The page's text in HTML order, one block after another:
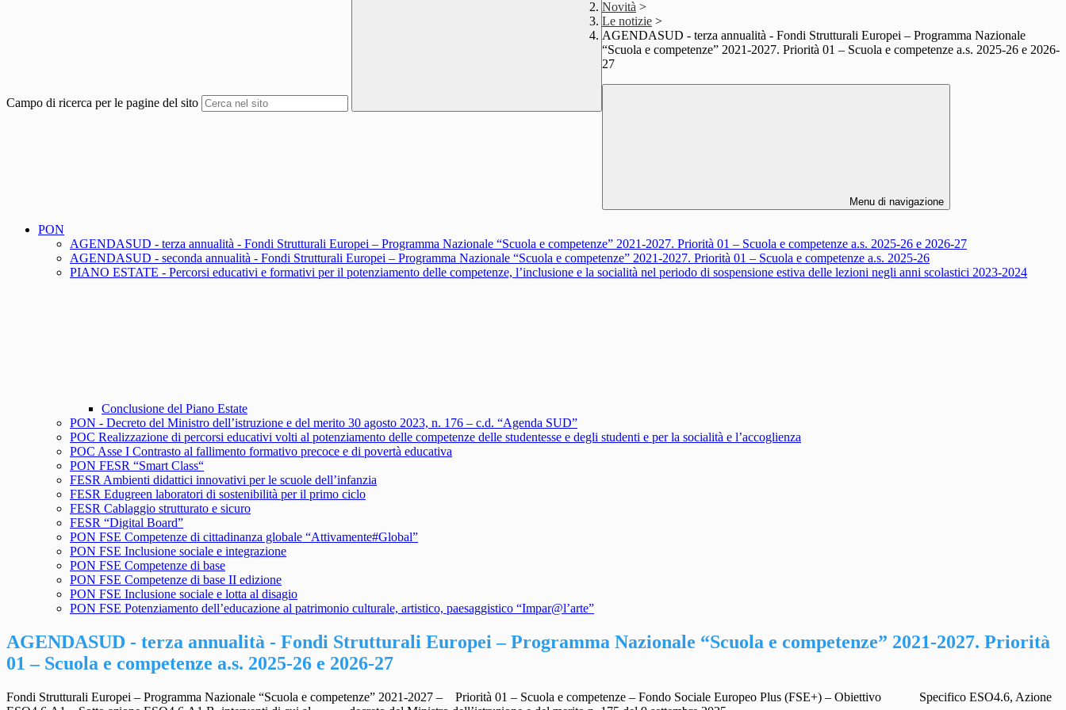
Campo di ricerca per le pagine del sito
Novità >
Le notizie >
AGENDASUD - terza annualità - Fondi Strutturali Europei – Programma Nazionale
“Scuola e competenze” 2021-2027. Priorità 01 – Scuola e competenze a.s. 2025-26 e 2026-
27
Menu di navigazione
PON
AGENDASUD - terza annualità - Fondi Strutturali Europei – Programma Nazionale “Scuola e competenze” 2021-2027. Priorità 01 – Scuola e competenze a.s. 2025-26 e 2026-27
AGENDASUD - seconda annualità - Fondi Strutturali Europei – Programma Nazionale “Scuola e competenze” 2021-2027. Priorità 01 – Scuola e competenze a.s. 2025-26
PIANO ESTATE - Percorsi educativi e formativi per il potenziamento delle competenze, l’inclusione e la socialità nel periodo di sospensione estiva delle lezioni negli anni scolastici 2023-2024
Conclusione del Piano Estate
PON - Decreto del Ministro dell’istruzione e del merito 30 agosto 2023, n. 176 – c.d. “Agenda SUD”
POC Realizzazione di percorsi educativi volti al potenziamento delle competenze delle studentesse e degli studenti e per la socialità e l’accoglienza
POC Asse I Contrasto al fallimento formativo precoce e di povertà educativa
PON FESR “Smart Class“
FESR Ambienti didattici innovativi per le scuole dell’infanzia
FESR Edugreen laboratori di sostenibilità per il primo ciclo
FESR Cablaggio strutturato e sicuro
FESR “Digital Board”
PON FSE Competenze di cittadinanza globale “Attivamente#Global”
PON FSE Inclusione sociale e integrazione
PON FSE Competenze di base
PON FSE Competenze di base II edizione
PON FSE Inclusione sociale e lotta al disagio
PON FSE Potenziamento dell’educazione al patrimonio culturale, artistico, paesaggistico “Impar@l’arte”
AGENDASUD - terza annualità - Fondi Strutturali Europei – Programma Nazionale “Scuola e competenze” 2021-2027. Priorità
01 – Scuola e competenze a.s. 2025-26 e 2026-27
Fondi Strutturali Europei – Programma Nazionale “Scuola e competenze” 2021-2027 – Priorità 01 – Scuola e competenze – Fondo Sociale Europeo Plus (FSE+) – Obiettivo Specifico ESO4.6, Azione